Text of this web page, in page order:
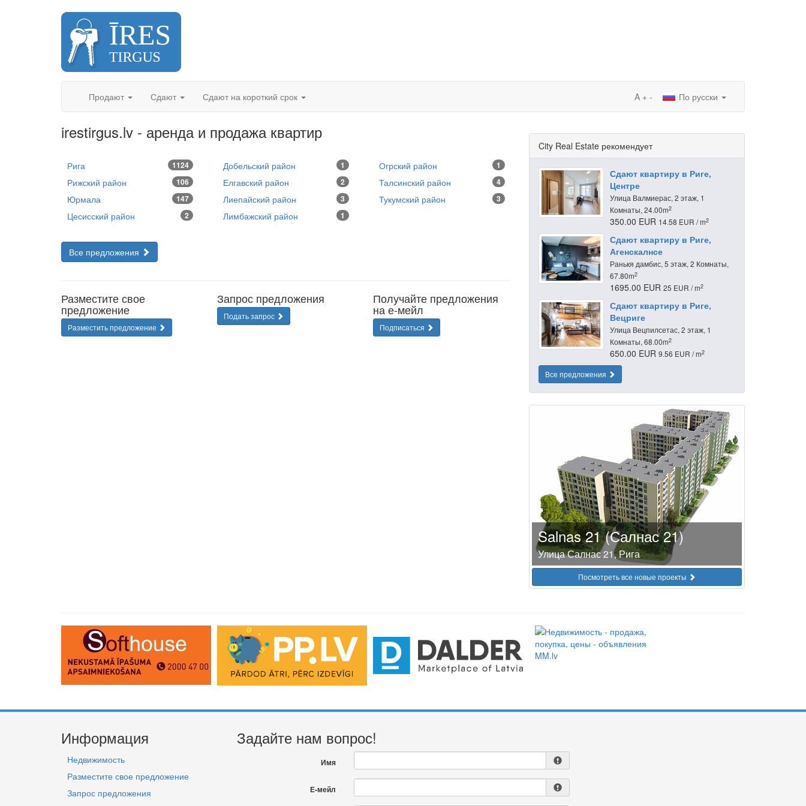
Продают Сдают Сдают на короткий срок По русски
A + -
irestirgus.lv - аренда и продажа квартир
1124
Рига
106
Рижский район
147
Юрмала
2
Цесисский район
1
Добельский район
2
Елгавский район
3
Лиепайский район
1
Лимбажский район
1
Огрский район
4
Талсинский район
3
Тукумский район
Все предложения
Разместите свое
предложение
Разместить предложение
Запрос предложения
Подать запрос
Получайте предложения
на е-мейл
Подписаться
City Real Estate рекомендует
Сдают квартиру в Риге,
Центре
Улица Валмиерас, 2 этаж, 1
Комнаты, 24.00m2
350.00 EUR 14.58 EUR / m2
Сдают квартиру в Риге,
Агенскалнсе
Ранькя дамбис, 5 этаж, 2 Комнаты,
67.80m2
1695.00 EUR25 EUR / m2
Сдают квартиру в Риге,
Вецриге
Улица Вецпилсетас, 2 этаж, 1
Комнаты, 68.00m2
650.00 EUR9.56 EUR / m2
Все предложения
Salnas 21 (Салнас 21)
Улица Салнас 21, Рига
Посмотреть все новые проекты
Информация
Недвижимость
Разместите свое предложение
Запрос предложения
Задайте нам вопрос!
Имя
Е-мейл